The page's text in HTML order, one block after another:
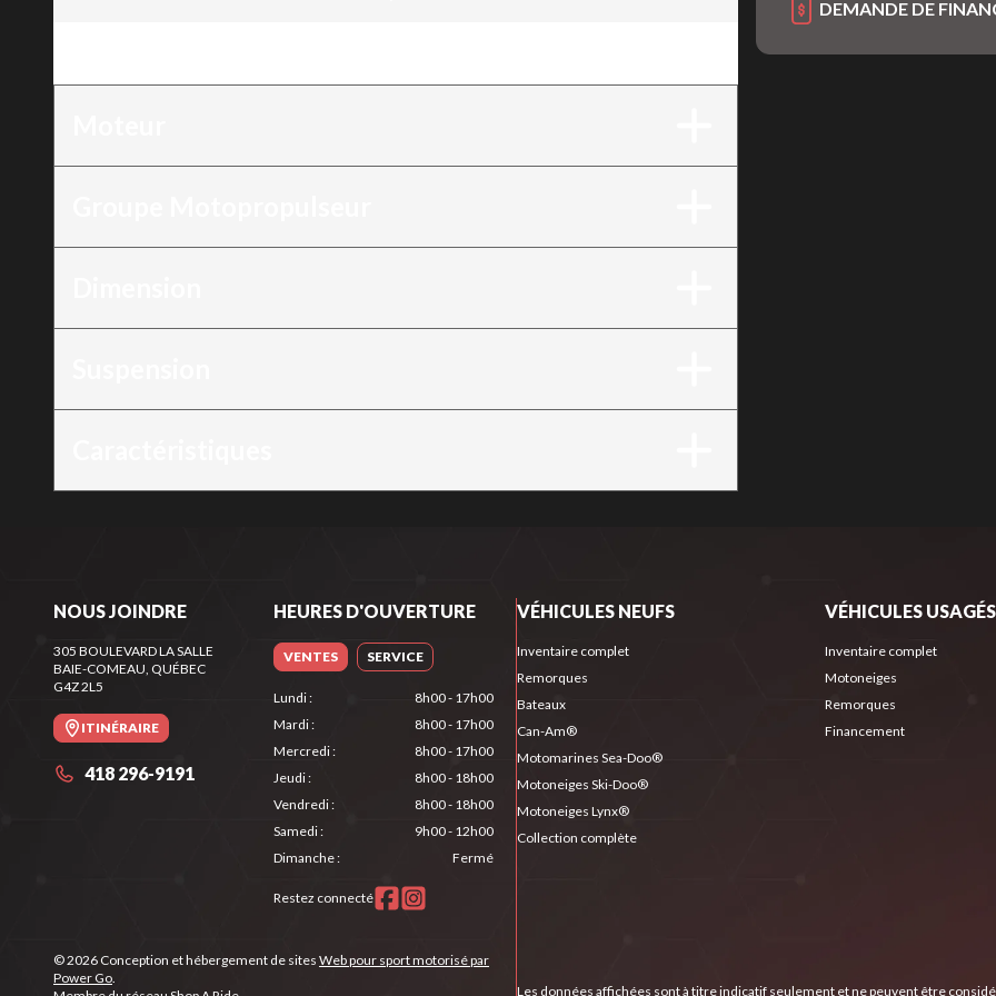
DEMANDE DE
NOUS JOINDRE
305 BOULEVARD LA SALLE
BAIE-COMEAU , QUÉBEC
G4Z 2L5
ITINÉRAIRE
418 296-9191
HEURES D'OUVERTURE
VENTES SERVICE
Lundi:
8h00 - 17h00
Mardi:
8h00 - 17h00
Mercredi:
8h00 - 17h00
Jeudi:
8h00 - 18h00
Vendredi:
8h00 - 18h00
Samedi:
9h00 - 12h00
Dimanche: Fermé
Restez connecté
© 2026 Conception et hébergement de sites Web pour sport motorisé par
Power Go
VÉHICULES NEUFS
Inventaire complet
Remorques
Bateaux
Can-Am®
Motomarines Sea-Doo®
Motoneiges Ski-Doo®
Motoneiges Lynx®
Collection complète
VÉHICULES USAGÉS
Inventaire complet
Motoneiges
Remorques
Financement
Les données affichées sont à titre indicatif seulement et ne peuvent être